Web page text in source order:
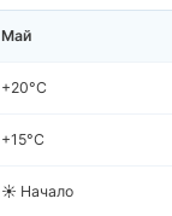
Май
+20°C
+15°C
☀️ Начало